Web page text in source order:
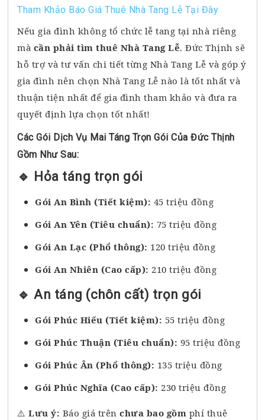
Tham Khảo Báo Giá Thuê Nhà Tang Lễ Tại Đây
Nếu gia đình không tổ chức lễ tang tại nhà riêng
mà cần phải tìm thuê Nhà Tang Lễ. Đức Thịnh sẽ
hỗ trợ và tư vấn chi tiết từng Nhà Tang Lễ và góp ý
gia đình nên chọn Nhà Tang Lễ nào là tốt nhất và
thuận tiện nhất để gia đình tham khảo và đưa ra
quyết định lựa chọn tốt nhất!
Các Gói Dịch Vụ Mai Táng Trọn Gói Của Đức Thịnh
Gồm Như Sau:
🔹 Hỏa táng trọn gói
Gói An Bình (Tiết kiệm): 45 triệu đồng
Gói An Yên (Tiêu chuẩn): 75 triệu đồng
Gói An Lạc (Phổ thông): 120 triệu đồng
Gói An Nhiên (Cao cấp): 210 triệu đồng
🔹 An táng (chôn cất) trọn gói
Gói Phúc Hiếu (Tiết kiệm): 55 triệu đồng
Gói Phúc Thuận (Tiêu chuẩn): 95 triệu đồng
Gói Phúc Ân (Phổ thông): 135 triệu đồng
Gói Phúc Nghĩa (Cao cấp): 230 triệu đồng
⚠️Lưu ý: Báo giá trênchưa bao gồm phí thuê